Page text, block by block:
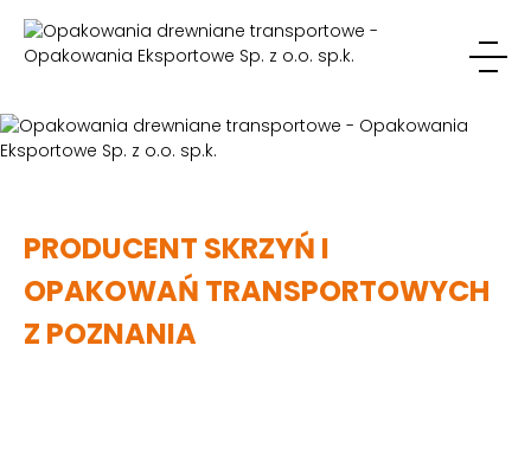
PRODUCENT SKRZYŃ I
OPAKOWAŃ TRANSPORTOWYCH
Z POZNANIA